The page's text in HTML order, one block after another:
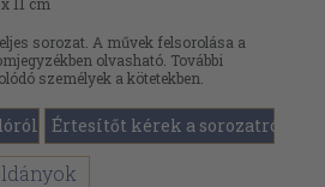
sorozat. A művek felsorolása a
olvasható. További
személyek a kötetekben.
Értesítőt kérek a sorozatról